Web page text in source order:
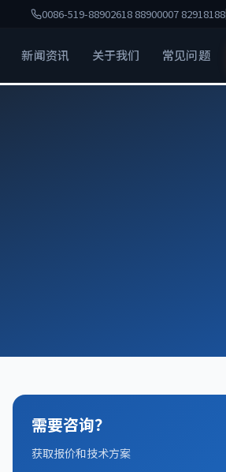
0086-519-88902618 88900007 82918188
新闻资讯 关于我们 常见问题
需要咨询？
获取报价和技术方案